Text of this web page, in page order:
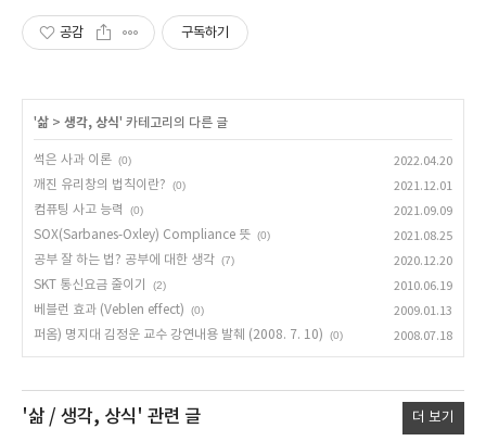
공감 구독하기
'삶 > 생각, 상식' 카테고리의 다른 글
썩은 사과 이론 (0)
2022.04.20
깨진 유리창의 법칙이란?
(0)
2021.12.01
컴퓨팅 사고 능력
(0)
2021.09.09
SOX(Sarbanes-Oxley) Compliance 뜻 (0)
2021.08.25
공부 잘 하는 법? 공부에 대한 생각 (7)
2020.12.20
SKT 통신요금 줄이기
(2)
2010.06.19
베블런 효과 (Veblen effect)
(0)
2009.01.13
퍼옴) 명지대 김정운 교수 강연내용 발췌 (2008. 7. 10)
(0) 2008.07.18
'삶 / 생각, 상식' 관련 글 더 보기